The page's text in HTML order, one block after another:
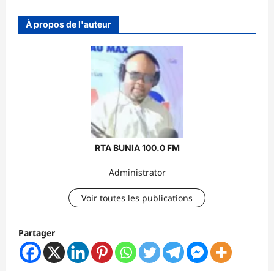
À propos de l'auteur
RTA BUNIA 100.0 FM
Administrator
Voir toutes les publications
Partager